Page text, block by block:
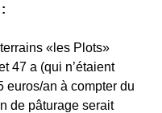
«les Plots»
47 a (qui n’étaient
euros/an à compter du
de pâturage serait